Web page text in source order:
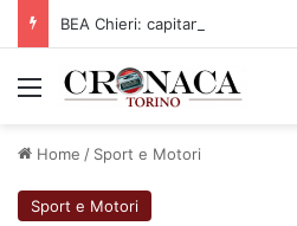
BEA Chieri: capitan Drame
Menu
Home / Sport e Motori
Sport e Motori